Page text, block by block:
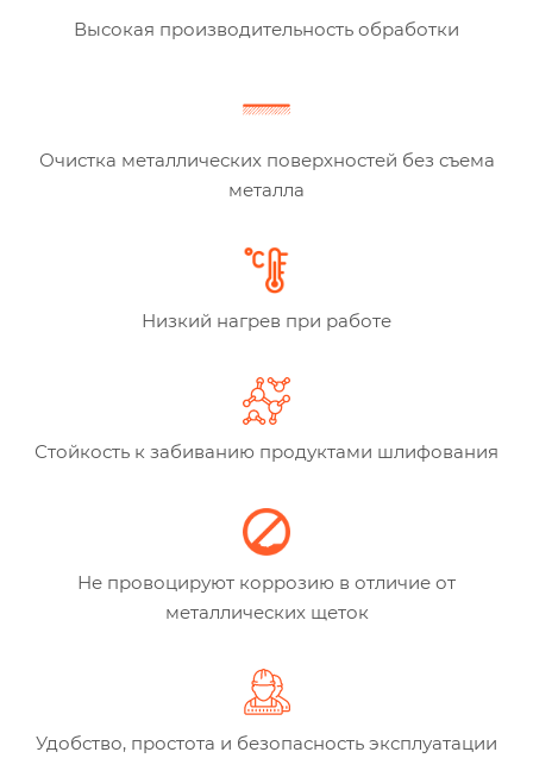
Высокая производительность обработки
Очистка металлических поверхностей без съема
металла
Низкий нагрев при работе
Стойкость к забиванию продуктами шлифования
Не провоцируют коррозию в отличие от
металлических щеток
Удобство, простота и безопасность эксплуатации